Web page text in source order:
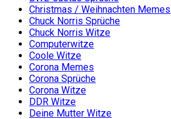
Christmas / Weihnachten Memes
Chuck Norris Sprüche
Chuck Norris Witze
Computerwitze
Coole Witze
Corona Memes
Corona Sprüche
Corona Witze
DDR Witze
Deine Mutter Witze